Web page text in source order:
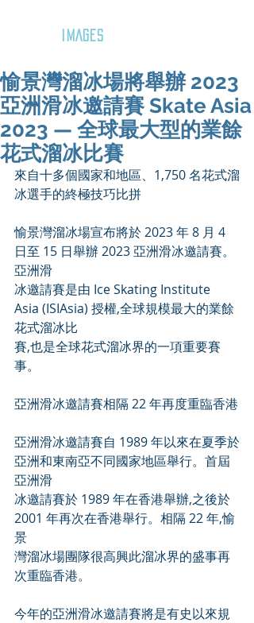
IMAGES
愉景灣溜冰場將舉辦 2023
亞洲滑冰邀請賽 Skate Asia
2023 — 全球最大型的業餘
花式溜冰比賽
來自十多個國家和地區、1,750 名花式溜
冰選手的終極技巧比拼
愉景灣溜冰場宣布將於 2023 年 8 月 4
日至 15 日舉辦 2023 亞洲滑冰邀請賽。
亞洲滑
冰邀請賽是由 Ice Skating Institute
Asia (ISIAsia) 授權,全球規模最大的業餘
花式溜冰比
賽,也是全球花式溜冰界的一項重要賽
事。
亞洲滑冰邀請賽相隔 22 年再度重臨香港
亞洲滑冰邀請賽自 1989 年以來在夏季於
亞洲和東南亞不同國家地區舉行。首屆
亞洲滑
冰邀請賽於 1989 年在香港舉辦,之後於
2001 年再次在香港舉行。相隔 22 年,愉
景
灣溜冰場團隊很高興此溜冰界的盛事再
次重臨香港。
今年的亞洲滑冰邀請賽將是有史以來規